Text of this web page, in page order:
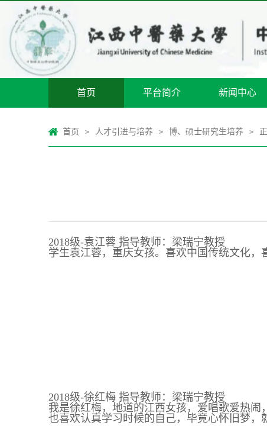
首页 平台简介 新闻中心
首页 > 人才引进与培养 > 博、硕士研究生培养 >
2018级-袁江蓉 指导教师：梁瑞宁教授
学生袁江蓉，重庆女孩。喜欢中国传统文化，
2018级-徐红梅 指导教师：梁瑞宁教授
我是徐红梅，地道的江西女孩，爱唱歌爱热闹
也喜欢认真学习时候的自己，毕竟心怀旧梦，